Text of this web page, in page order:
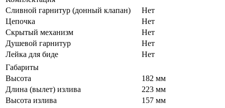
Сливной гарнитур (донный клапан)
Нет
Цепочка
Нет
Скрытый механизм
Нет
Душевой гарнитур
Нет
Лейка для биде
Нет
Габариты
Высота
182 мм
Длина (вылет) излива
223 мм
Высота излива
157 мм